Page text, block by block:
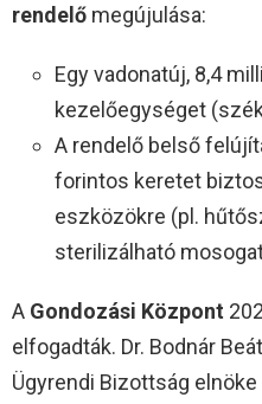
rendelő megújulása:
Egy vadonatúj, 8,4
kezelőegységet
A rendelő belső
forintos keretet
eszközökre (pl.
sterilizálható
A Gondozási Központ
elfogadták. Dr. Bodnár
Ügyrendi Bizottság